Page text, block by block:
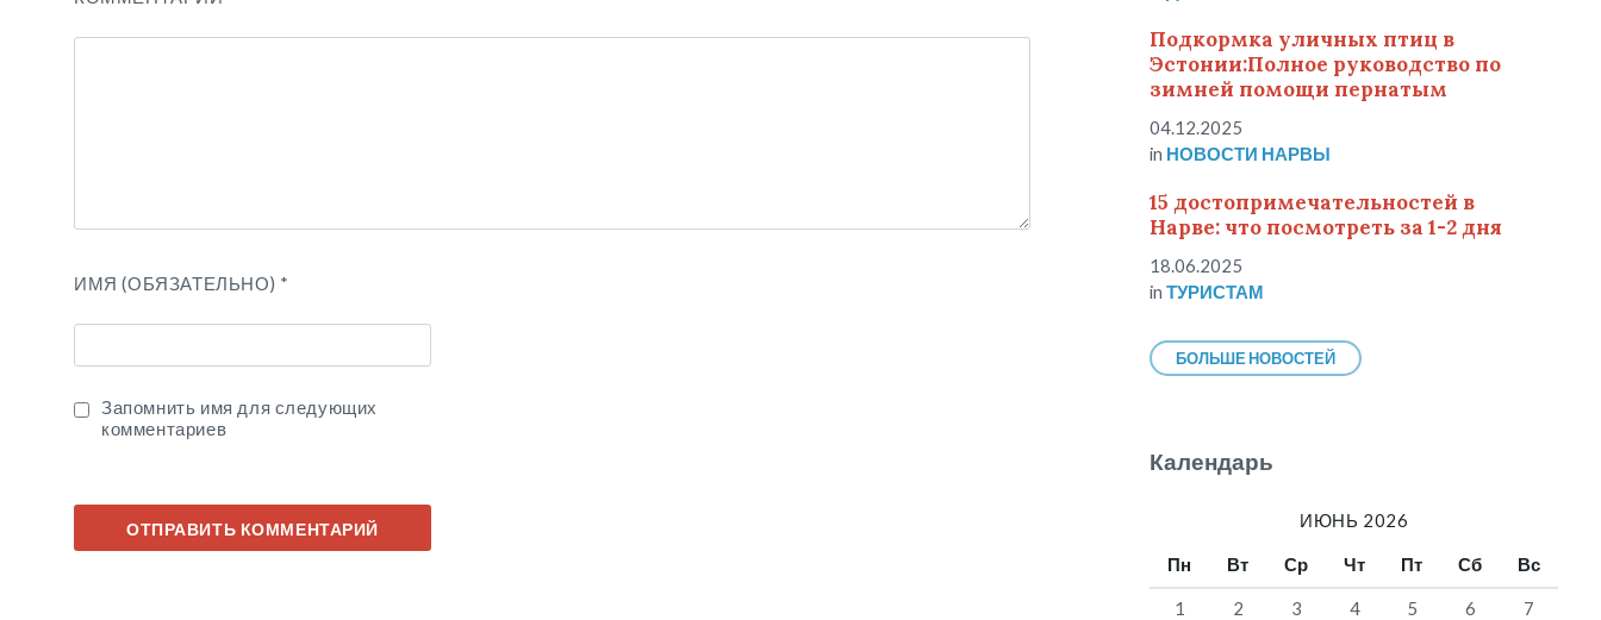
ИМЯ (ОБЯЗАТЕЛЬНО) *
Запомнить имя для следующих
комментариев
Подкормка уличных птиц в
Эстонии:Полное руководство по
зимней помощи пернатым
04.12.2025
in НОВОСТИ НАРВЫ
15 достопримечательностей в
Нарве: что посмотреть за 1-2 дня
18.06.2025
inТУРИСТАМ
БОЛЬШЕ НОВОСТЕЙ
Календарь
ИЮНЬ 2026
Пн Вт Ср Чт Пт Сб Вс
1 2 3 4 5 6
7